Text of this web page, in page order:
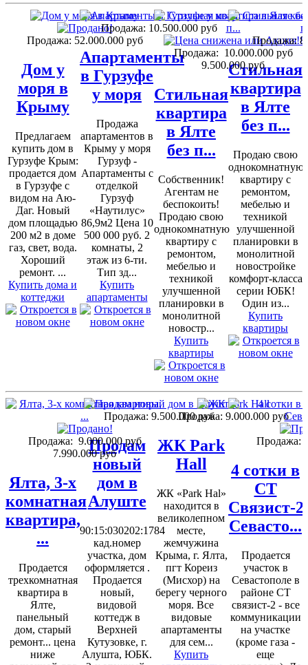
Продажа: 52.000.000 руб
Дом у
моря в
Крыму
Предлагаем
купить дом в
Гурзуфе Крым:
продается дом
в Гурзуфе с
видом на Аю-
Даг. Новый
дом площадью
200 м2 в доме
газ, свет, вода.
Хороший
ремонт. ...
Купить дома и
коттеджи
Продажа: 10.500.000 руб
Апартаменты
в Гурзуфе
у моря
Продажа
апартаментов в
Крыму у моря
Гурзуф -
Апартаменты с
отделкой
Гурзуф
«Наутилус»
86,9м2 Цена 10
500 000 руб. 2
комнаты, 2
этаж из 6-ти.
Тип зд...
Купить
апартаменты
Продажа: 10.000.000 руб
9.500.000 руб
Стильная
квартира
в Ялте
без п...
Собственник!
Агентам не
беспокоить!
Продаю свою
однокомнатную
квартиру с
ремонтом,
мебелью и
техникой
улучшенной
планировки в
монолитной
новостр...
Купить
квартиры
Продажа:
Стильная
квартира
в Ялте
без п...
Продаю свою
однокомнатную
квартиру с
ремонтом,
мебелью и
техникой
улучшенной
планировки в
монолитной
новостройке
комфорт-класса
серии ЮБК!
Один из...
Купить
квартиры
Продажа: 9.000.000 руб
7.990.000 руб
Ялта, 3-х
комнатная
квартира,
...
Продается
трехкомнатная
квартира в
Ялте,
панельный
дом, старый
ремонт... цена
ниже
Продажа: 9.500.000 руб
Продам
новый
дом в
Алуште
90:15:030202:1784
кад.номер
участка, дом
оформляется .
Продается
новый,
видовой
коттедж в
Верхней
Кутузовке, г.
Алушта, ЮБК.
Продажа: 9.000.000 руб
ЖК Park
Hall
ЖК «Park Hal»
находится в
великолепном
месте,
жемчужина
Крыма, г. Ялта,
пгт Кореиз
(Мисхор) на
берегу черного
моря. Все
видовые
апартаменты
для сем...
Купить
Продажа:
4 сотки в
СТ
Связист-2
Севасто...
Продается
участок в
Севастополе в
районе СТ
связист-2 - все
коммуникации
на участке
(кроме газа -
еще